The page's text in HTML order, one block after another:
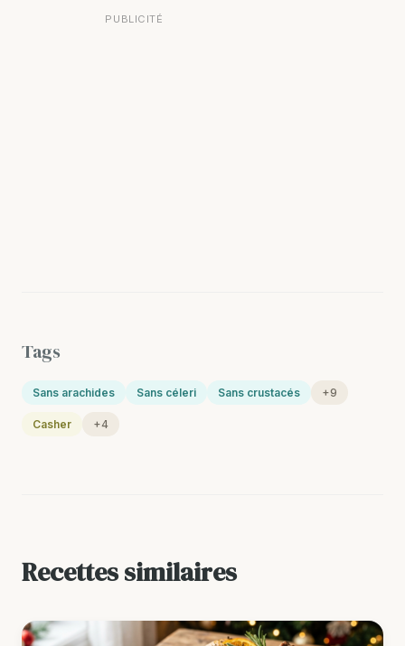
PUBLICITÉ
Tags
Sans arachides Sans céleri Sans crustacés +9
Casher +4
Recettes similaires